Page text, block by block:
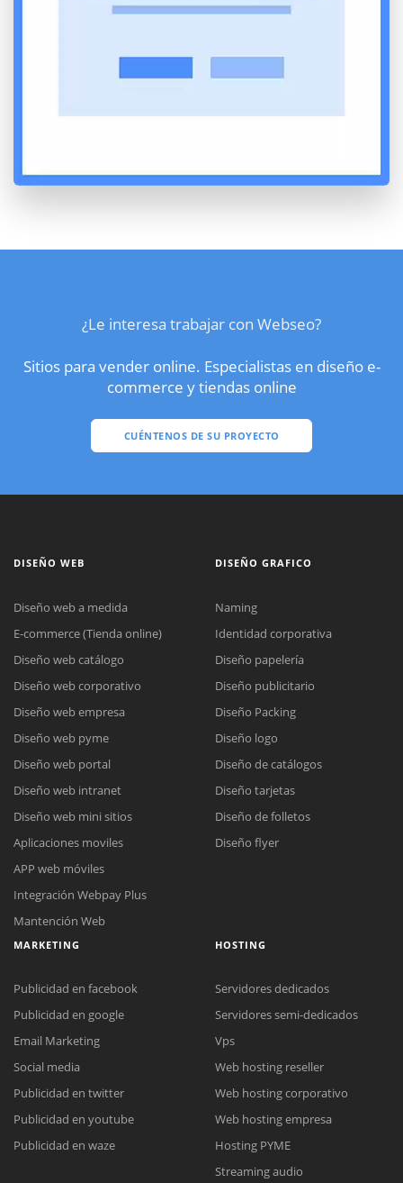
¿Le interesa trabajar con Webseo?
Sitios para vender online. Especialistas en diseño e-
commerce y tiendas online
CUÉNTENOS DE SU PROYECTO
Reunión online
Meet para la reunión online.
Cotización
Chat Online
Todos nuestros ejecutivos están fuera de línea. Complete el formulario
DISEÑO WEB
Diseño web a medida
E-commerce (Tienda online)
Diseño web catálogo
Diseño web corporativo
Diseño web empresa
Diseño web pyme
Diseño web portal
Diseño web intranet
Diseño web mini sitios
Aplicaciones moviles
APP web móviles
Integración Webpay Plus
Mantención Web
DISEÑO GRAFICO
Naming
Identidad corporativa
Diseño papelería
Diseño publicitario
Diseño Packing
Diseño logo
Diseño de catálogos
Diseño tarjetas
Diseño de folletos
Diseño flyer
MARKETING
Publicidad en facebook
Publicidad en google
Email Marketing
Social media
Publicidad en twitter
Publicidad en youtube
Publicidad en waze
HOSTING
Servidores dedicados
Servidores semi-dedicados
Vps
Web hosting reseller
Web hosting corporativo
Web hosting empresa
Hosting PYME
Streaming audio